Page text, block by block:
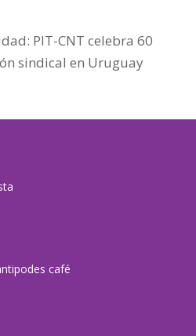
PIT-CNT celebra 60
sindical en Uruguay
café